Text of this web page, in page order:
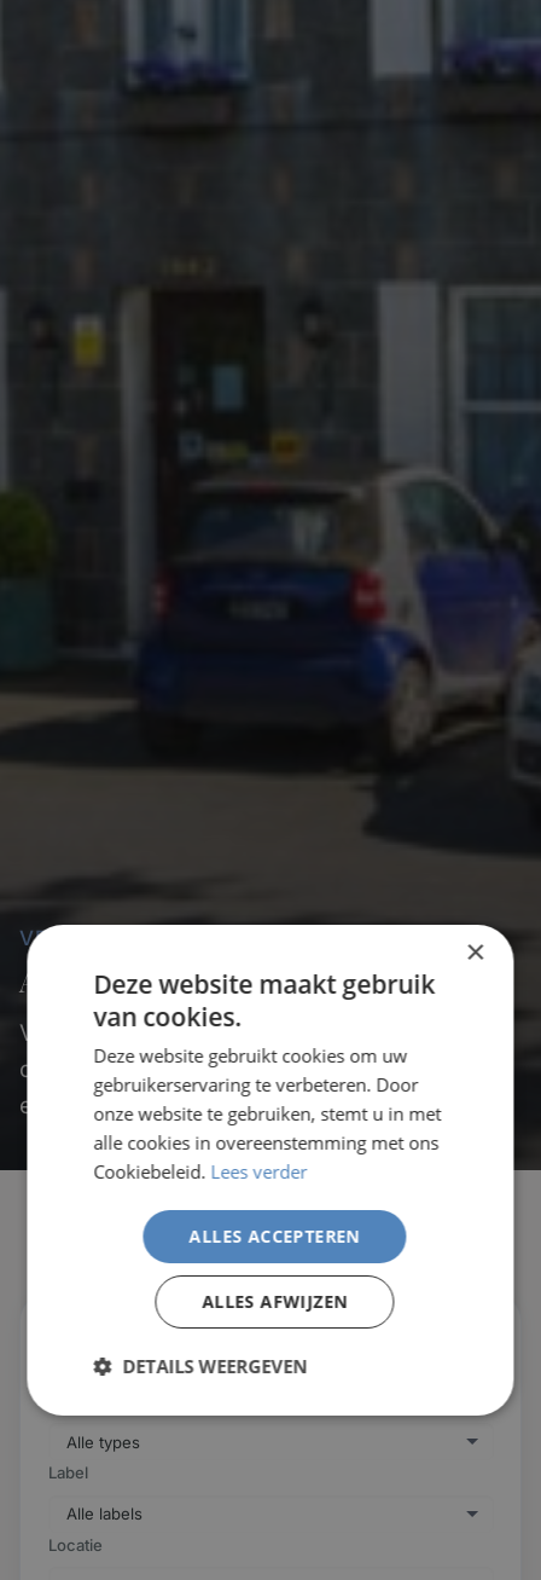
VERBLIJF OP DE EILANDEN
Accommodatie op de Kanaaleilanden
Van luxe hotels tot gezellige cottages —
ontdek het perfecte verblijf voor je
eilandvakantie.
Alle accommodaties
Label
Locatie
×
Deze website maakt gebruik
van cookies.
Deze website gebruikt cookies om uw
gebruikerservaring te verbeteren. Door
onze website te gebruiken, stemt u in met
alle cookies in overeenstemming met ons
Cookiebeleid. Lees verder
ALLES ACCEPTEREN
ALLES AFWIJZEN
DETAILS WEERGEVEN